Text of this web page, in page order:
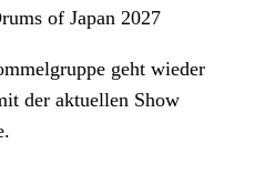
of Japan 2027
geht wieder
der aktuellen Show